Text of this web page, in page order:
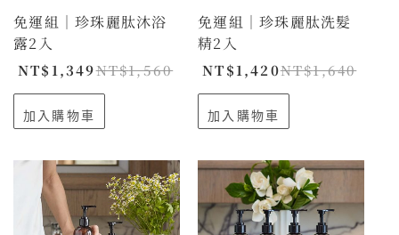
免運組｜珍珠麗肽沐浴
露2入
NT$1,560
NT$ 1,349
加入購物車
免運組｜珍珠麗肽洗髮
精2入
NT$1,640
NT$1,420
加入購物車